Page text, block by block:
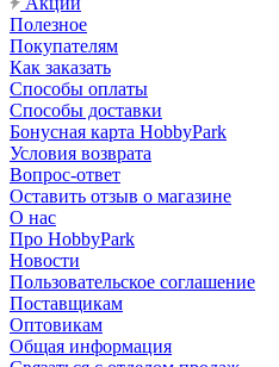
Полезное
Покупателям
Как заказать
Способы оплаты
Способы доставки
Бонусная карта HobbyPark
Условия возврата
Вопрос-ответ
Оставить отзыв о магазине
О нас
Про HobbyPark
Новости
Пользовательское соглашение
Поставщикам
Оптовикам
Общая информация